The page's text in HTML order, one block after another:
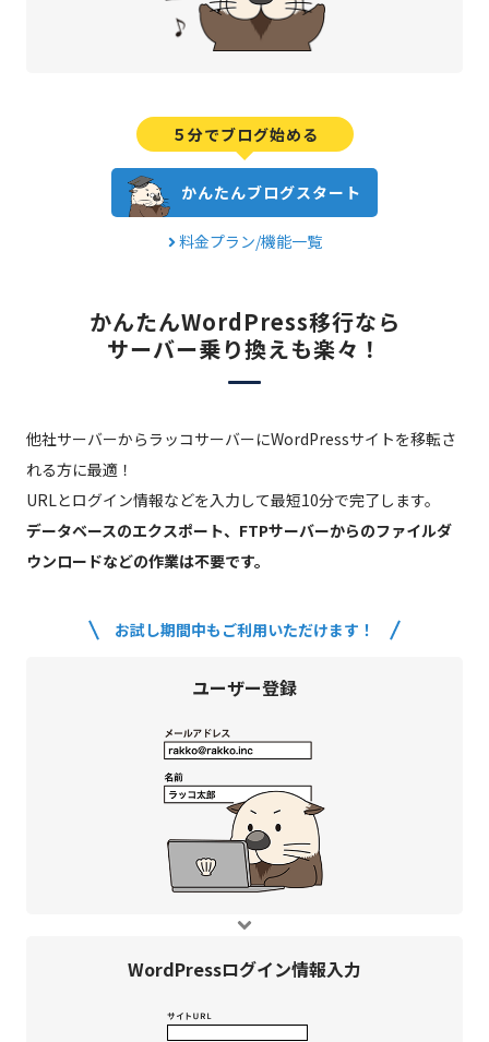
５分でブログ始める
かんたんブログスタート
料金プラン/機能一覧
かんたんWordPress移行なら
サーバー乗り換えも楽々！
他社サーバーからラッコサーバーにWordPressサイトを移転さ
れる方に最適！
URLとログイン情報などを入力して最短10分で完了します。
データベースのエクスポート、FTPサーバーからのファイルダ
ウンロードなどの作業は不要です。
お試し期間中もご利用いただけます！
ユーザー登録
WordPressログイン情報入力